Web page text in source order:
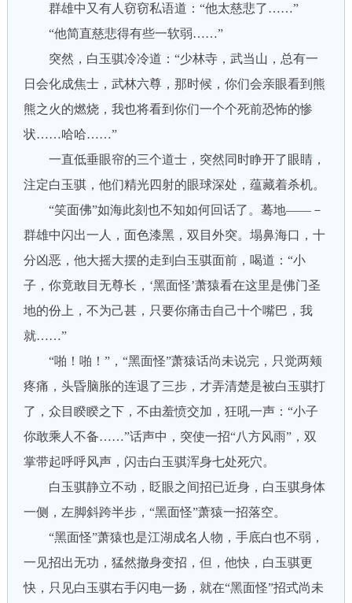
群雄中又有人窃窃私语道：“他太慈悲了……”
“他简直慈悲得有些一软弱……”
突然，白玉骐冷冷道：“少林寺，武当山，总有一
日会化成焦士，武林六尊，那时候，你们会亲眼看到熊
熊之火的燃烧，我也将看到你们一个个死前恐怖的惨
状……哈哈……”
一直低垂眼帘的三个道士，突然同时睁开了眼睛，
注定白玉骐，他们精光四射的眼球深处，蕴藏着杀机。
“笑面佛”如海此刻也不知如何回话了。蓦地——－
群雄中闪出一人，面色漆黑，双目外突。塌鼻海口，十
分凶恶，他大摇大摆的走到白玉骐面前，喝道：“小
子，你竟敢目无尊长，‘黑面怪’萧猿看在这里是佛门圣
地的份上，不为己甚，只要你痛击自己十个嘴巴，我
就……”
“啪！啪！”，“黑面怪”萧猿话尚未说完，只觉两颊
疼痛，头昏脑胀的连退了三步，才弄清楚是被白玉骐打
了，众目睽睽之下，不由羞愤交加，狂吼一声：“小子
你敢乘人不备……”话声中，突使一招“八方风雨”，双
掌带起呼呼风声，闪击白玉骐浑身七处死穴。
白玉骐静立不动，眨眼之间招已近身，白玉骐身体
一侧，左脚斜跨半步，“黑面怪”萧猿一招落空。
“黑面怪”萧猿也是江湖成名人物，手底白也不弱，
一见招出无功，猛然撤身变招，但，他快，白玉骐更
快，只见白玉骐右手闪电一扬，就在“黑面怪”招式尚未